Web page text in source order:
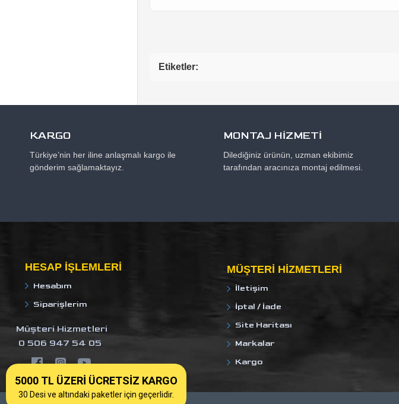
Etiketler:
KARGO
Türkiye’nin her iline anlaşmalı kargo ile
gönderim sağlamaktayız.
MONTAJ HİZMETİ
Dilediğiniz ürünün, uzman ekibimiz
tarafından aracınıza montaj edilmesi.
HESAP IŞLEMLERI
Hesabım
Siparişlerim
Müşteri Hizmetleri
0 506 947 54 05
MÜŞTERI HIZMETLERI
İletişim
İptal / İade
Site Haritası
Markalar
Kargo
5000 TL ÜZERİ ÜCRETSİZ KARGO
30 Desi ve altındaki paketler için geçerlidir.